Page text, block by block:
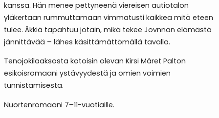
kanssa. Hän menee pettyneenä viereisen autiotalon
yläkertaan rummuttamaan vimmatusti kaikkea mitä eteen
tulee. Äkkiä tapahtuu jotain, mikä tekee Jovnnan elämästä
jännittävää – lähes käsittämättömällä tavalla.
Tenojokilaaksosta kotoisin olevan Kirsi Máret Palton
esikoisromaani ystävyydestä ja omien voimien
tunnistamisesta.
Nuortenromaani 7–11-vuotiaille.